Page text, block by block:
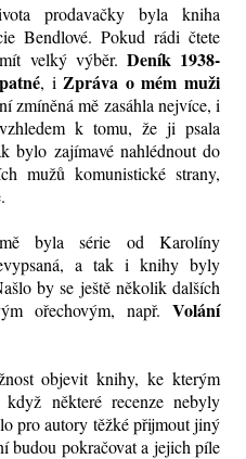
prodavačky byla kniha
Bendlové. Pokud rádi čtete
velký výběr. Deník 1938-
, i Zpráva o mém muži
zmíněná mě zasáhla nejvíce, i
k tomu, že ji psala
bylo zajímavé nahlédnout do
mužů komunistické strany,
byla série od Karolíny
a tak i knihy byly
by se ještě několik dalších
ořechovým, např. Volání
objevit knihy, ke kterým
některé recenze nebyly
pro autory těžké přijmout jiný
budou pokračovat a jejich píle